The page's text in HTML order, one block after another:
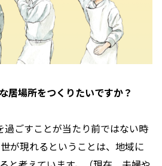
居場所をつくりたいですか？
過ごすことが当たり前ではない時
が現れるということは、地域に